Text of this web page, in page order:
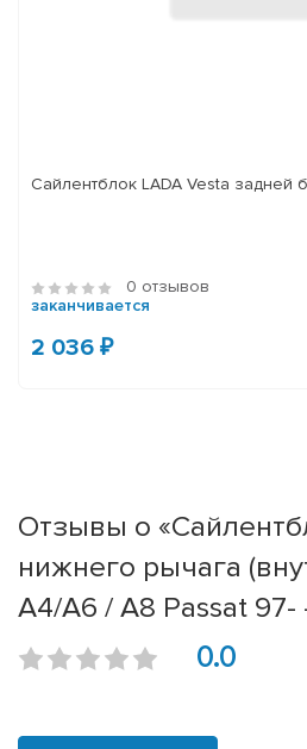
Сайлентблок LADA Vesta задней
0 отзывов
заканчивается
2 036 ₽
Отзывы о
нижнего рычага
A4/A6 / A8 Passat
0.0